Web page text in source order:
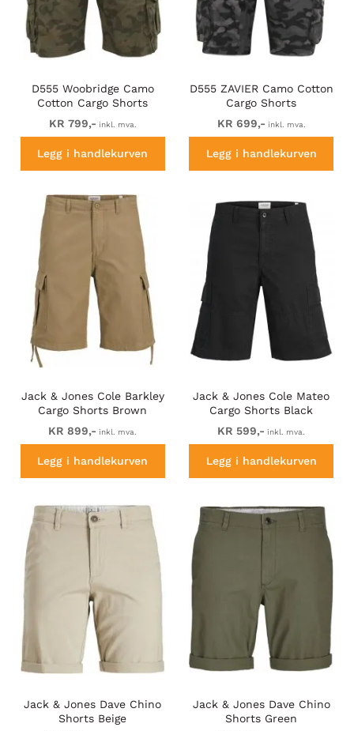
D555 Woobridge Camo
Cotton Cargo Shorts
KR 799,- inkl. mva.
Legg i handlekurven
D555 ZAVIER Camo Cotton
Cargo Shorts
KR 699,- inkl. mva.
Legg i handlekurven
Jack & Jones Cole Barkley
Cargo Shorts Brown
KR 899,- inkl. mva.
Legg i handlekurven
Jack & Jones Cole Mateo
Cargo Shorts Black
KR 599,- inkl. mva.
Legg i handlekurven
Jack & Jones Dave Chino
Shorts Beige
Jack & Jones Dave Chino
Shorts Green